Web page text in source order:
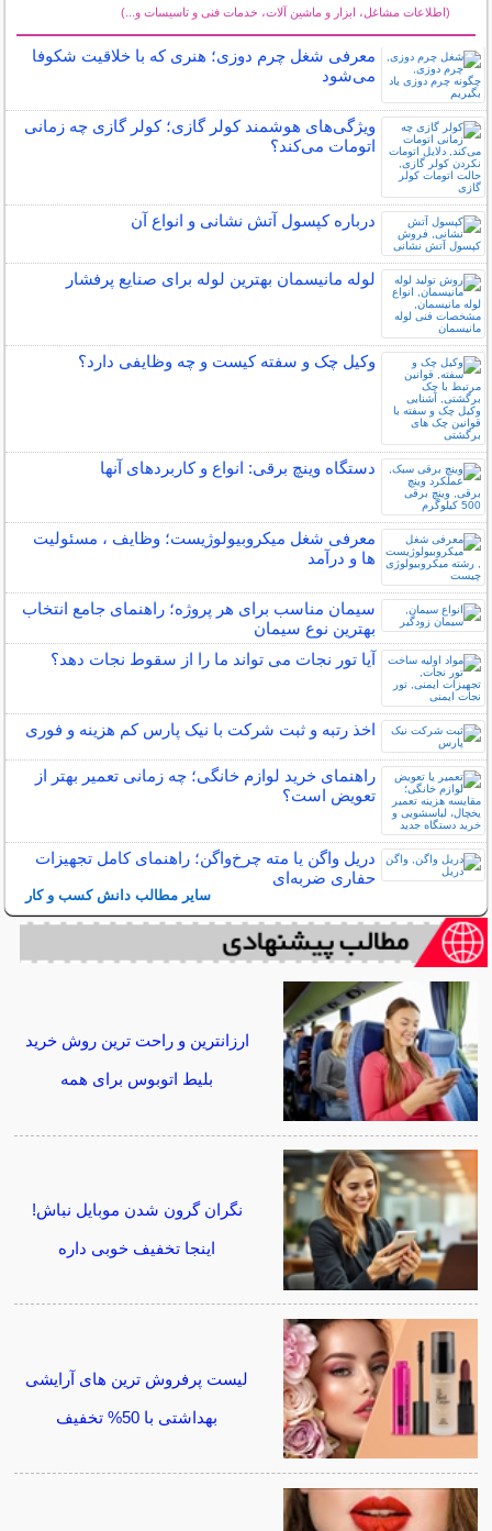
(اطلاعات مشاغل، ابزار و ماشین آلات، خدمات فنی و تاسیسات و...)
معرفی شغل چرم دوزی؛ هنری که با خلاقیت شکوفا
می‌شود
ویژگی‌های هوشمند کولر گازی؛ کولر گازی چه زمانی
اتومات می‌کند؟
درباره کپسول آتش نشانی و انواع آن
لوله مانیسمان بهترین لوله برای صنایع پرفشار
وکیل چک و سفته کیست و چه وظایفی دارد؟
دستگاه وینچ برقی: انواع و کاربردهای آنها
معرفی شغل میکروبیولوژیست؛ وظایف ، مسئولیت
ها و درآمد
سیمان مناسب برای هر پروژه؛ راهنمای جامع انتخاب
بهترین نوع سیمان
آیا تور نجات می تواند ما را از سقوط نجات دهد؟
اخذ رتبه و ثبت شرکت با نیک پارس کم هزینه و فوری
راهنمای خرید لوازم خانگی؛ چه زمانی تعمیر بهتر از
تعویض است؟
دریل واگن یا مته چرخ‌واگن؛ راهنمای کامل تجهیزات
حفاری ضربه‌ای
سایر مطالب دانش کسب و کار
ارزانترین و راحت ترین روش خرید
بلیط اتوبوس برای همه
نگران گرون شدن موبایل نباش!
اینجا تخفیف خوبی داره
لیست پرفروش ترین های آرایشی
بهداشتی با 50% تخفیف